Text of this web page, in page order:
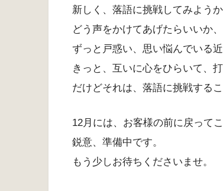
新しく、落語に挑戦してみよう
どう声をかけてあげたらいいか
ずっと戸惑い、思い悩んでいる近
きっと、互いに心をひらいて、
だけどそれは、落語に挑戦する
12月には、お客様の前に戻ってこ
鋭意、準備中です。
もう少しお待ちくださいませ。